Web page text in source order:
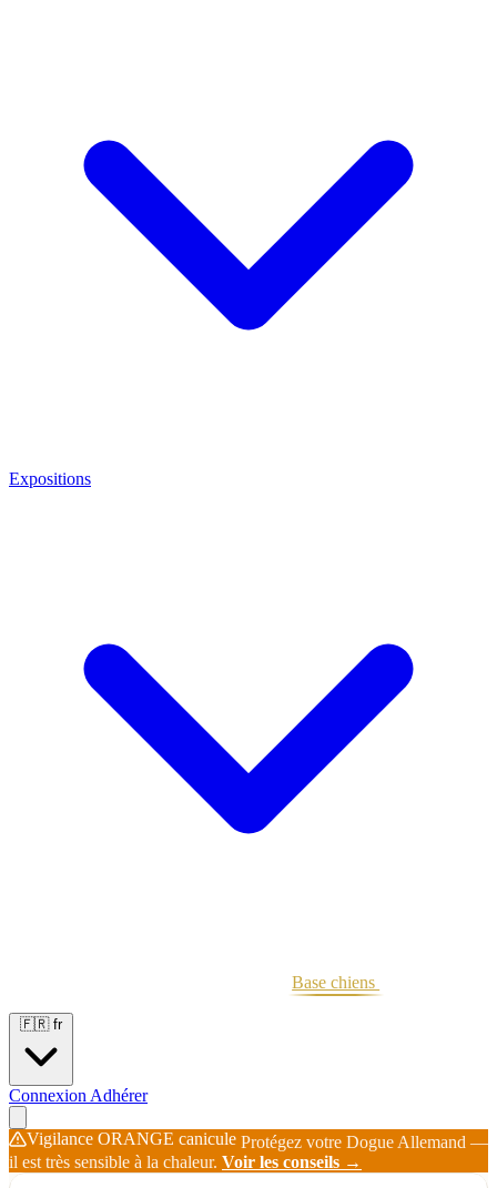
Expositions
Base chiens
🇫🇷 fr
Connexion Adhérer
Vigilance ORANGE canicule Protégez votre Dogue Allemand —
il est très sensible à la chaleur. Voir les conseils →